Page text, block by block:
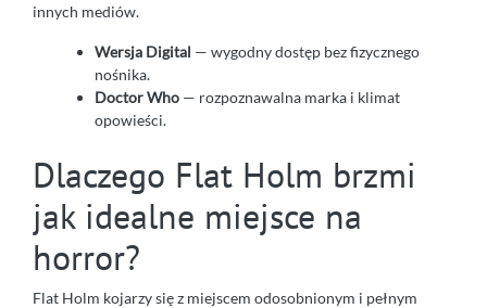
innych mediów.
Wersja Digital — wygodny dostęp bez fizycznego
nośnika.
Doctor Who — rozpoznawalna marka i klimat
opowieści.
Dlaczego Flat Holm brzmi
jak idealne miejsce na
horror?
Flat Holm kojarzy się z miejscem odosobnionym i pełnym